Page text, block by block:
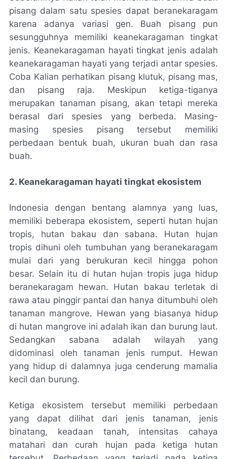
pisang dalam satu spesies dapat beranekaragam
karena adanya variasi gen. Buah pisang pun
sesungguhnya memiliki keanekaragaman tingkat
jenis. Keanekaragaman hayati tingkat jenis adalah
keanekaragaman hayati yang terjadi antar spesies.
Coba Kalian perhatikan pisang klutuk, pisang mas,
dan pisang raja. Meskipun ketiga-tiganya
merupakan tanaman pisang, akan tetapi mereka
berasal dari spesies yang berbeda. Masing-
masing spesies pisang tersebut memiliki
perbedaan bentuk buah, ukuran buah dan rasa
buah.
2. Keanekaragaman hayati tingkat ekosistem
Indonesia dengan bentang alamnya yang luas,
memiliki beberapa ekosistem, seperti hutan hujan
tropis, hutan bakau dan sabana. Hutan hujan
tropis dihuni oleh tumbuhan yang beranekaragam
mulai dari yang berukuran kecil hingga pohon
besar. Selain itu di hutan hujan tropis juga hidup
beranekaragam hewan. Hutan bakau terletak di
rawa atau pinggir pantai dan hanya ditumbuhi oleh
tanaman mangrove. Hewan yang biasanya hidup
di hutan mangrove ini adalah ikan dan burung laut.
Sedangkan sabana adalah wilayah yang
didominasi oleh tanaman jenis rumput. Hewan
yang hidup di dalamnya juga cenderung mamalia
kecil dan burung.
Ketiga ekosistem tersebut memiliki perbedaan
yang dapat dilihat dari jenis tanaman, jenis
binatang, keadaan tanah, intensitas cahaya
matahari dan curah hujan pada ketiga hutan